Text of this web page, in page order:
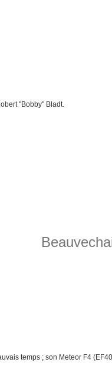
"Bobby" Bladt.
temps ; son Meteor F4